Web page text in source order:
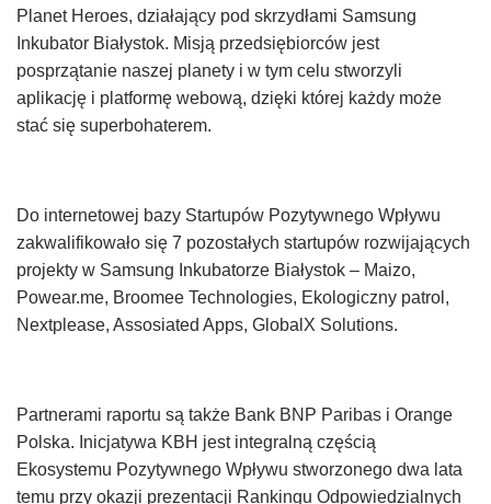
Planet Heroes, działający pod skrzydłami Samsung
Inkubator Białystok. Misją przedsiębiorców jest
posprzątanie naszej planety i w tym celu stworzyli
aplikację i platformę webową, dzięki której każdy może
stać się superbohaterem.
Do internetowej bazy Startupów Pozytywnego Wpływu
zakwalifikowało się 7 pozostałych startupów rozwijających
projekty w Samsung Inkubatorze Białystok – Maizo,
Powear.me, Broomee Technologies, Ekologiczny patrol,
Nextplease, Assosiated Apps, GlobalX Solutions.
Partnerami raportu są także Bank BNP Paribas i Orange
Polska. Inicjatywa KBH jest integralną częścią
Ekosystemu Pozytywnego Wpływu stworzonego dwa lata
temu przy okazji prezentacji Rankingu Odpowiedzialnych